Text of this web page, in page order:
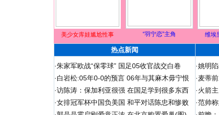
美少女库娃尴尬性事 “羽宁恋”主角 维埃
热点新闻
·朱家军欧战“保零球” 国足05收官战交白卷
·白岩松:05年0-0的预言 06年与其麻木毋宁恨
·访陈涛：保加利亚很强 在国足学到很多东西
·女排冠军杯中国负美国 和平对话陈忠和惨败
·姚明
·麦蒂
·火箭
·范帅